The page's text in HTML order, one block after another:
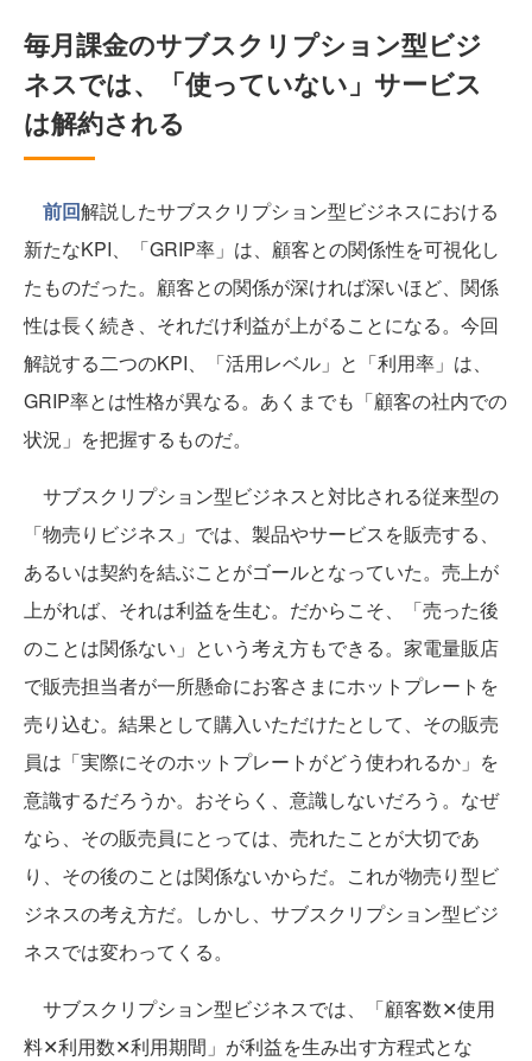
毎月課金のサブスクリプション型ビジ
ネスでは、「使っていない」サービス
は解約される
前回解説したサブスクリプション型ビジネスにおける
新たなKPI、「GRIP率」は、顧客との関係性を可視化し
たものだった。顧客との関係が深ければ深いほど、関係
性は長く続き、それだけ利益が上がることになる。今回
解説する二つのKPI、「活用レベル」と「利用率」は、
GRIP率とは性格が異なる。あくまでも「顧客の社内での
状況」を把握するものだ。
サブスクリプション型ビジネスと対比される従来型の
「物売りビジネス」では、製品やサービスを販売する、
あるいは契約を結ぶことがゴールとなっていた。売上が
上がれば、それは利益を生む。だからこそ、「売った後
のことは関係ない」という考え方もできる。家電量販店
で販売担当者が一所懸命にお客さまにホットプレートを
売り込む。結果として購入いただけたとして、その販売
員は「実際にそのホットプレートがどう使われるか」を
意識するだろうか。おそらく、意識しないだろう。なぜ
なら、その販売員にとっては、売れたことが大切であ
り、その後のことは関係ないからだ。これが物売り型ビ
ジネスの考え方だ。しかし、サブスクリプション型ビジ
ネスでは変わってくる。
サブスクリプション型ビジネスでは、「顧客数✕使用
料✕利用数✕利用期間」が利益を生み出す方程式とな